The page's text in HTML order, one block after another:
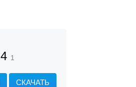
4 1
СКАЧАТЬ